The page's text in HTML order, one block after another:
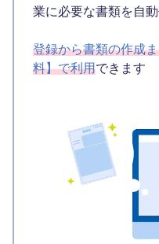
業に必要な書類を自
登録から書類の作成
料】で利用できます